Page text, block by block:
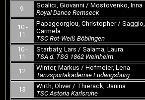
9.
Scalici, Giovanni / Mostovenko, Irina
Royal Dance Remseck
10.-
11.
Papageorgiou, Christopher / Saggio,
Carmela
TSC Rot-Weiß Böblingen
10.-
11.
Starbaty, Lars / Salama, Laura
TSA d. TSG 1862 Weinheim
12.
Winter, Markus / Hofmeier, Lena
Tanzsportakademie Ludwigsburg
13.
Wirth, Oliver / Thierack, Janina
TSC Astoria Karlsruhe